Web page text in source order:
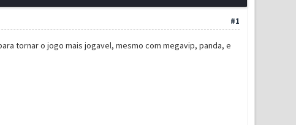
#1
tornar o jogo mais jogavel, mesmo com megavip, panda, e